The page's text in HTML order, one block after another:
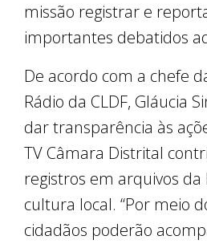
missão registrar e
importantes debatidos
De acordo com a chefe
Rádio da CLDF, Gláucia
dar transparência às
TV Câmara Distrital
registros em arquivos da
cultura local. “Por meio
cidadãos poderão